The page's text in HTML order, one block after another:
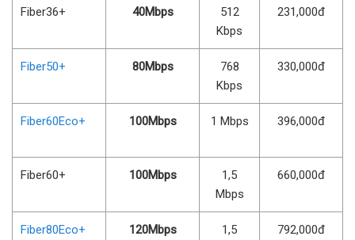
Fiber36+ 40Mbps
512
Kbps
231,000đ
Fiber50+ 80Mbps
768
Kbps
330,000đ
Fiber60Eco+ 100Mbps 1 Mbps 396,000đ
Fiber60+ 100Mbps
1,5
Mbps
660,000đ
Fiber80Eco+ 120Mbps
1,5
792,000đ